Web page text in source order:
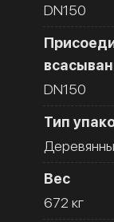
DN150
DN150
Тип
Вес
672 кг